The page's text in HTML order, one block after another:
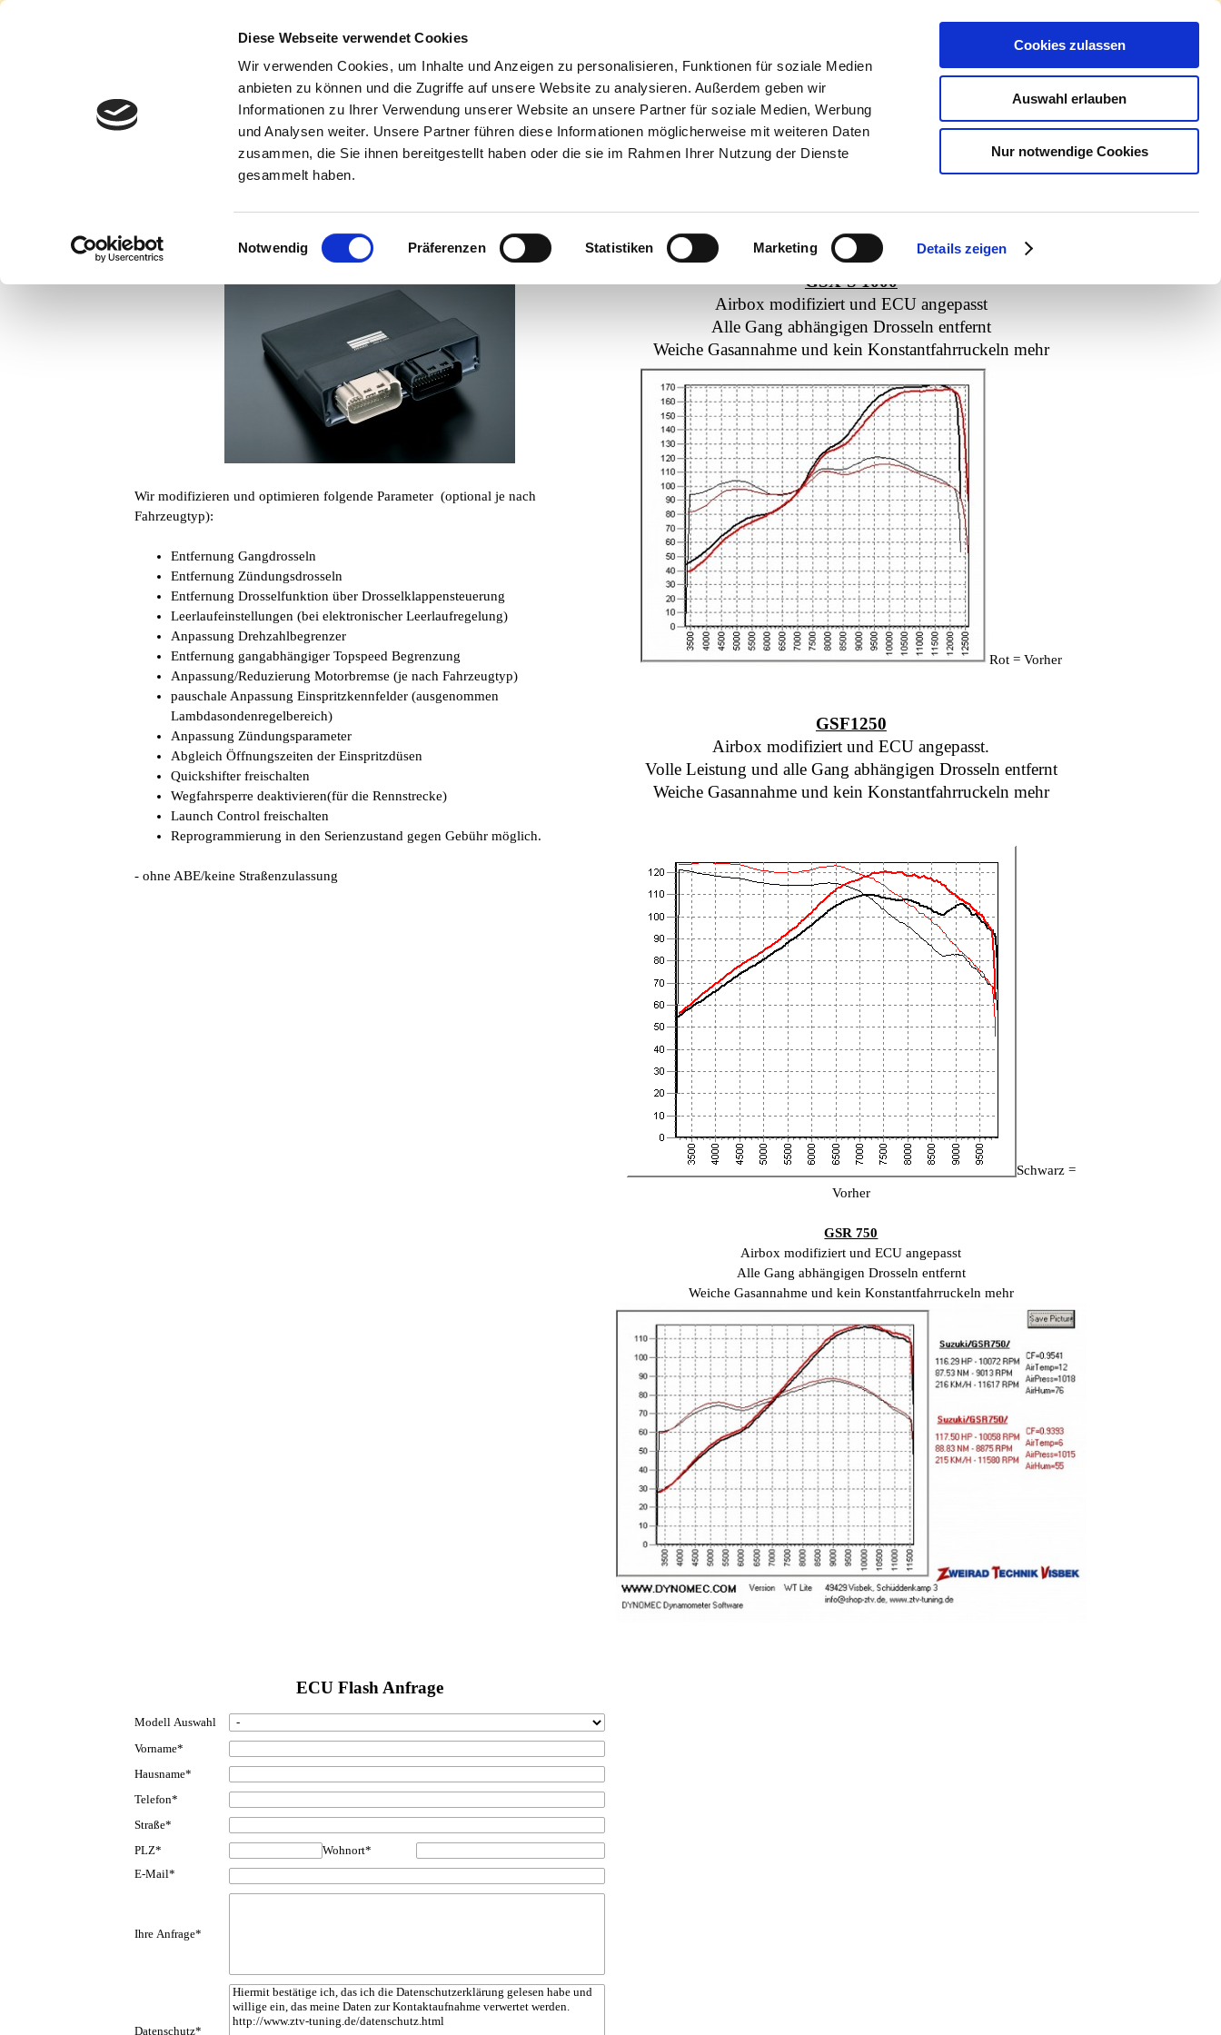
Diese Seite benutzt Cookies , lesen Sie bitte die Datenschutzhinweise.
Diese Webseite verwendet Cookies
Wir verwenden Cookies, um Inhalte und Anzeigen zu personalisieren, Funktionen für soziale Medien
anbieten zu können und die Zugriffe auf unsere Website zu analysieren. Außerdem geben wir
Informationen zu Ihrer Verwendung unserer Website an unsere Partner für soziale Medien, Werbung
und Analysen weiter. Unsere Partner führen diese Informationen möglicherweise mit weiteren Daten
zusammen, die Sie ihnen bereitgestellt haben oder die sie im Rahmen Ihrer Nutzung der Dienste
gesammelt haben.
Einwilligungsauswahl
Notwendig Präferenzen Statistiken Marketing Details zeigen
Cookies zulassen
Auswahl erlauben
Nur notwendige Cookies
Tel. und WhatsApp 04445-7193
Suzuki ECU Tuning
Wir modifizieren und optimieren folgende Parameter (optional je nach
Fahrzeugtyp):
Entfernung Gangdrosseln
Entfernung Zündungsdrosseln
Entfernung Drosselfunktion über Drosselklappensteuerung
Leerlaufeinstellungen (bei elektronischer Leerlaufregelung)
Anpassung Drehzahlbegrenzer
Entfernung gangabhängiger Topspeed Begrenzung
Anpassung/Reduzierung Motorbremse (je nach Fahrzeugtyp)
pauschale Anpassung Einspritzkennfelder (ausgenommen
Lambdasondenregelbereich)
Anpassung Zündungsparameter
Abgleich Öffnungszeiten der Einspritzdüsen
Quickshifter freischalten
Wegfahrsperre deaktivieren(für die Rennstrecke)
Launch Control freischalten
Reprogrammierung in den Serienzustand gegen Gebühr möglich.
- ohne ABE/keine Straßenzulassung
Vorher Nacher Beispiele
GSX-S 1000
Airbox modifiziert und ECU angepasst
Alle Gang abhängigen Drosseln entfernt
Weiche Gasannahme und kein Konstantfahrruckeln mehr
Rot = Vorher
GSF1250
Airbox modifiziert und ECU angepasst.
Volle Leistung und alle Gang abhängigen Drosseln entfernt
Weiche Gasannahme und kein Konstantfahrruckeln mehr
Schwarz =
Vorher
GSR 750
Airbox modifiziert und ECU angepasst
Alle Gang abhängigen Drosseln entfernt
Weiche Gasannahme und kein Konstantfahrruckeln mehr
ECU Flash Anfrage
Modell Auswahl
Vorname*
Hausname*
Telefon*
Straße*
PLZ*
Wohnort*
E-Mail*
Ihre Anfrage*
Datenschutz*
Hiermit bestätige ich, das ich die Datenschutzerklärung gelesen habe und
willige ein, das meine Daten zur Kontaktaufnahme verwertet werden.
http://www.ztv-tuning.de/datenschutz.html